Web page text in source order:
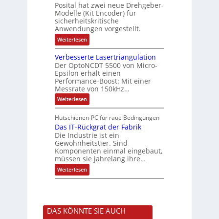
g
e
w
ä
h
t
t
e
ä
l
t
S
c
h
u
t
z
l
a
c
k
b
e
s
c
i
c
h
t
u
n
g
f
a
u
l
o
s
e
F
a
n
g
s
c
h
a
l
t
u
n
g
Posital hat zwei neue Drehgeber-
Modelle (Kit Encoder) für
sicherheitskritische
Anwendungen vorgestellt.
Weiterlesen:
B
t
t
e
r
i
e
l
o
e
M
u
l
t
i
t
u
r
t
Verbesserte Lasertriangulation
Der OptoNCDT 5500 von Micro-
Epsilon erhält einen
Performance-Boost: Mit einer
Messrate von 150kHz…
Weiterlesen:
V
r
b
e
s
s
e
r
t
e
L
r
t
Hutschienen-PC für raue Bedingungen
Das IT-Rückgrat der Fabrik
Die Industrie ist ein
Gewohnheitstier. Sind
Komponenten einmal eingebaut,
müssen sie jahrelang ihre…
Weiterlesen:
D
-
DAS KÖNNTE SIE AUCH